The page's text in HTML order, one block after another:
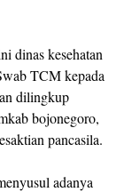
dinas kesehatan
TCM kepada
dilingkup
bojonegoro,
pancasila.
adanya